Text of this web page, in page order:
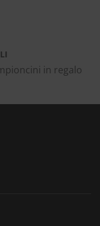
in regalo